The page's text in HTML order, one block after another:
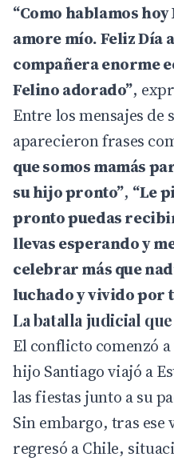
“Como hablamos
amore mío. Feliz Día
compañera enorme
Felino adorado”,
Entre los mensajes de
aparecieron frases
que somos mamás
su hijo pronto”, “Le
pronto puedas
llevas esperando y
celebrar más que
luchado y vivido por
La batalla judicial
El conflicto comenzó
hijo Santiago viajó a
las fiestas junto a su
Sin embargo, tras ese
regresó a Chile,